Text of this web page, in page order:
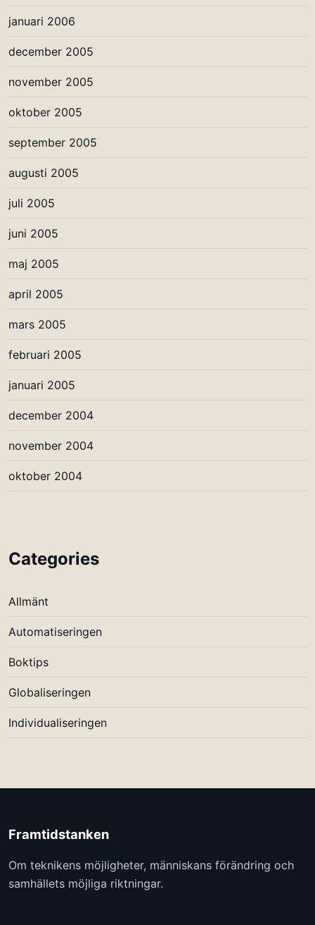
januari 2006
december 2005
november 2005
oktober 2005
september 2005
augusti 2005
juli 2005
juni 2005
maj 2005
april 2005
mars 2005
februari 2005
januari 2005
december 2004
november 2004
oktober 2004
Categories
Allmänt
Automatiseringen
Boktips
Globaliseringen
Individualiseringen
Framtidstanken
Om teknikens möjligheter, människans förändring och
samhällets möjliga riktningar.